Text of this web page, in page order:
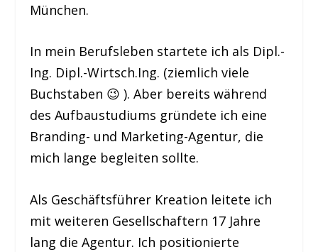
München.
In mein Berufsleben startete ich als Dipl.-
Ing. Dipl.-Wirtsch.Ing. (ziemlich viele
Buchstaben 😉 ). Aber bereits während
des Aufbaustudiums gründete ich eine
Branding- und Marketing-Agentur, die
mich lange begleiten sollte.
Als Geschäftsführer Kreation leitete ich
mit weiteren Gesellschaftern 17 Jahre
lang die Agentur. Ich positionierte